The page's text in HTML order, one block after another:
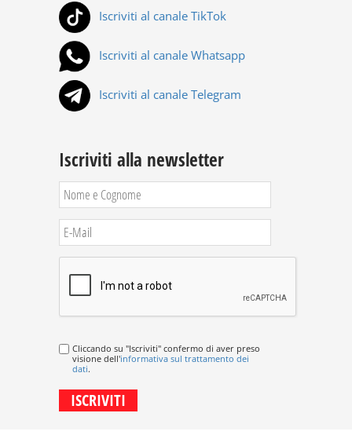
Iscriviti al canale TikTok
Iscriviti al canale Whatsapp
Iscriviti al canale Telegram
Iscriviti alla newsletter
Cliccando su "Iscriviti" confermo di aver preso
visione dell'informativa sul trattamento dei
dati.